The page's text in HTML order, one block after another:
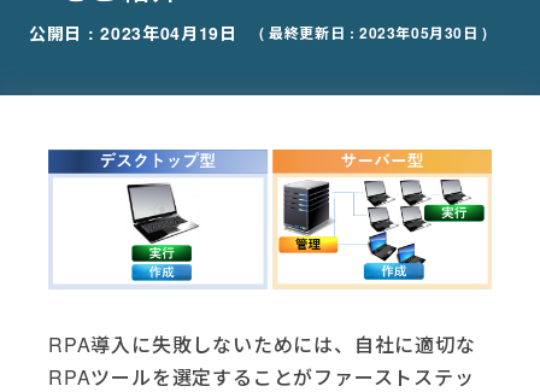
公開日 : 2023年04月19日 ( 最終更新日 : 2023年05月30日 )
RPA導入に失敗しないためには、自社に適切な
RPAツールを選定することがファーストステッ